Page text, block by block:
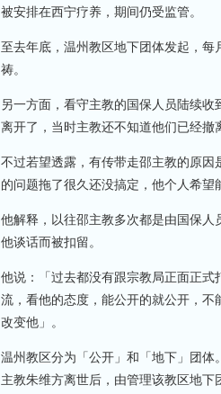
被安排在西宁疗养，期间仍受监管。
至去年底，温州教区地下团体发起，
祷。
另一方面，看守主教的国保人员陆续
离开了，当时主教还不知道他们已经撤
不过若望透露，有传带走邵主教的原
的问题拖了很久还没搞定，他个人希望
他解释，以往邵主教多次都是由国保
他谈话而被扣留。
他说：「过去都没有跟宗教局正面正
流，看他的态度，能公开的就公开，
改变他」。
温州教区分为「公开」和「地下」团
主教朱维方离世后，由管理该教区地